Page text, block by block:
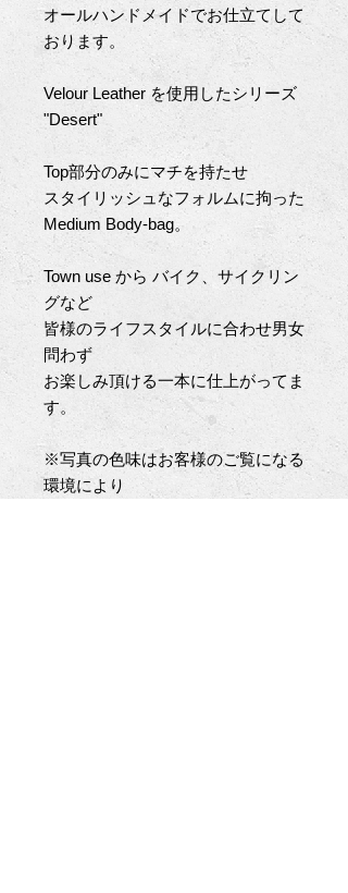
オールハンドメイドでお仕立てして
おります。
Velour Leather を使用したシリーズ
"Desert"
Top部分のみにマチを持たせ
スタイリッシュなフォルムに拘った
Medium Body-bag。
Town use から バイク、サイクリン
グなど
皆様のライフスタイルに合わせ男女
問わず
お楽しみ頂ける一本に仕上がってま
す。
※写真の色味はお客様のご覧になる
環境により